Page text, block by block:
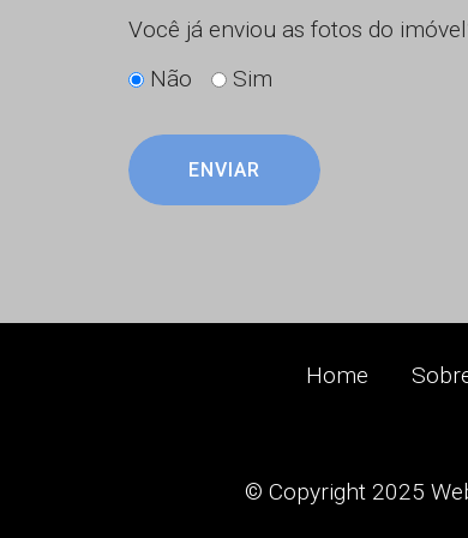
Você já enviou as fotos do
Não
Sim
ENVIAR
Home
© Copyright 2025